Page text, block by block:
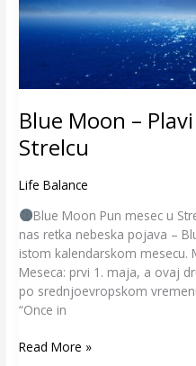
Blue Moon –
Strelcu
Life Balance
Blue Moon Pun mesec u
nas retka nebeska pojava –
istom kalendarskom
Meseca: prvi 1. maja, a ovaj
po srednjoevropskom
“Once in
Read More »